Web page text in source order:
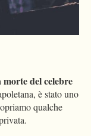
del celebre
è stato uno
qualche